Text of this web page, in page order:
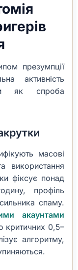
презумпції
активність
як спроба
масові
використання
фіксує понад
профіль
спаму.
акаунтами
критичних 0,5–
алгоритму,